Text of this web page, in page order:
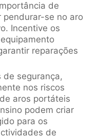
de
pendurar-se no aro
Incentive os
reparações
de segurança,
nos riscos
aros portáteis
podem criar
para os
de